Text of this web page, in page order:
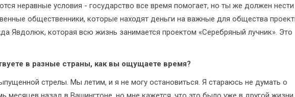
неравные условия - государство все время помогает, но ты же должен нести
общественники, которые находят деньги на важные для общества
Явдолюк, которая всю жизнь занимается проектом «Серебряный лучник». Это
в разные страны, как вы ощущаете время?
стрелы. Мы летим, и я не могу остановиться. Я стараюсь не думать о